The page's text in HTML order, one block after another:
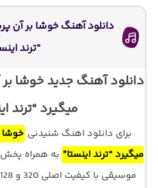
دانلود آهنگ خوشا بر آن
“ترند
دانلود آهنگ جدید خوشا
میگیرد “ترند
برای دانلود اهنگ شنیدنی خوشا
میگیرد “ترند اینستا” به همراه پخش